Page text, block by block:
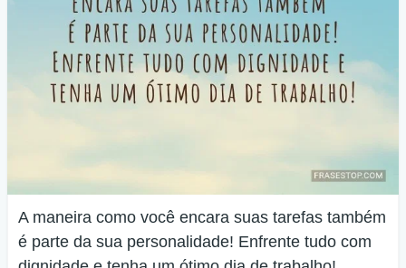
A maneira como você encara suas tarefas também
é parte da sua personalidade! Enfrente tudo com